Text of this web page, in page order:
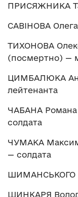
ПРИСЯЖНИКА
САВІНОВА
ТИХОНОВА
(посмертно) —
ЦИМБАЛЮКА
лейтенанта
ЧАБАНА Романа
солдата
ЧУМАКА
— солдата
ШИМАНСЬКОГО
ШИНКАРЯ